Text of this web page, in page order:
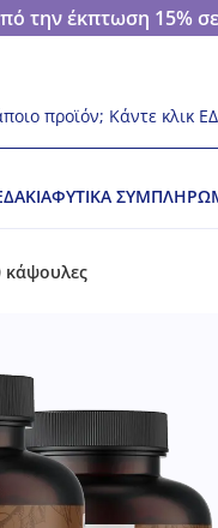
έκπτωση 15% σε
προϊόν; Κάντε κλικ
ΦΥΤΙΚΆ
κάψουλες